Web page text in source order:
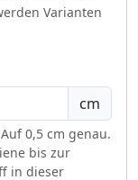
Varianten
cm
0,5 cm genau.
bis zur
in dieser